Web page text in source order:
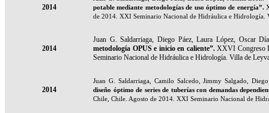
2014
potable mediante metodologías de uso óptimo de energía”.
de 2014. XXI Seminario Nacional de Hidráulica e
2014
Juan G. Saldarriaga, Diego Páez, Laura López, Oscar
metodología OPUS e inicio en caliente”. XXVI Congreso
Seminario Nacional de Hidráulica e Hidrología. Villa de
2014
Juan G. Saldarriaga, Camilo Salcedo, Jimmy Salgado,
diseño óptimo de series de tuberías con demandas
Chile, Chile. Agosto de 2014. XXI Seminario Nacional de